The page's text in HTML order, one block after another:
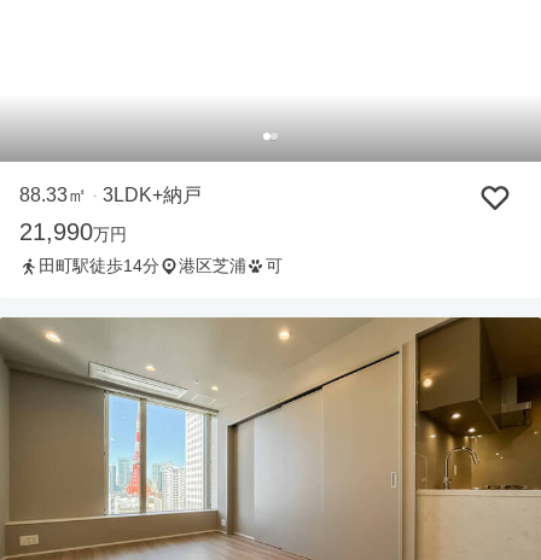
88.33㎡ ・ 3LDK+納戸
21,990万円
田町駅徒歩14分
港区芝浦 可